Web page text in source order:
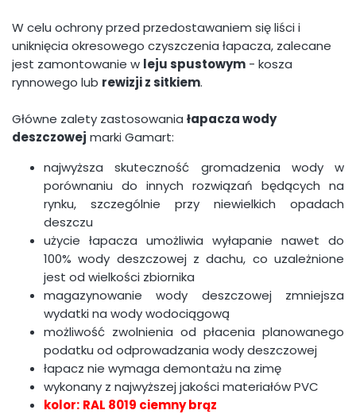
W celu ochrony przed przedostawaniem się liści i
uniknięcia okresowego czyszczenia łapacza, zalecane
jest zamontowanie w leju spustowym - kosza
rynnowego lub rewizji z sitkiem.
Główne zalety zastosowania łapacza wody
deszczowej marki Gamart:
najwyższa skuteczność gromadzenia wody w
porównaniu do innych rozwiązań będących na
rynku, szczególnie przy niewielkich opadach
deszczu
użycie łapacza umożliwia wyłapanie nawet do
100% wody deszczowej z dachu, co uzależnione
jest od wielkości zbiornika
magazynowanie wody deszczowej zmniejsza
wydatki na wody wodociągową
możliwość zwolnienia od płacenia planowanego
podatku od odprowadzania wody deszczowej
łapacz nie wymaga demontażu na zimę
wykonany z najwyższej jakości materiałów PVC
kolor: RAL 8019 ciemny brąz